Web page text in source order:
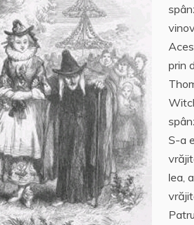
prin
S-a
lea,